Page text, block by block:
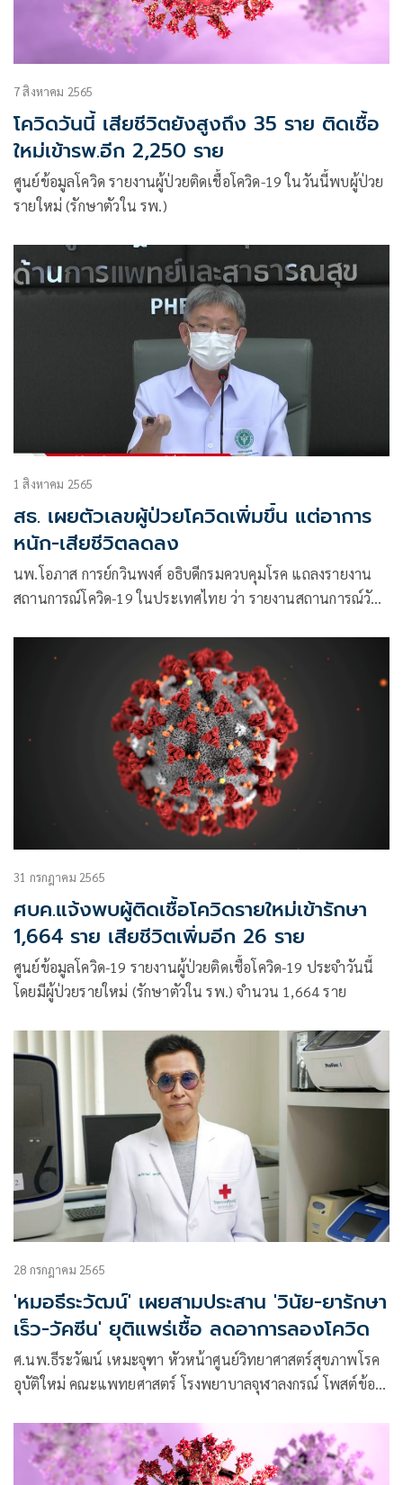
7 สิงหาคม 2565
โควิดวันนี้ เสียชีวิตยังสูงถึง 35 ราย ติดเชื้อ
ใหม่เข้ารพ.อีก 2,250 ราย
ศูนย์ข้อมูลโควิด รายงานผู้ป่วยติดเชื้อโควิด-19 ในวันนี้พบผู้ป่วย
รายใหม่ (รักษาตัวใน รพ.)
1 สิงหาคม 2565
สธ. เผยตัวเลขผู้ป่วยโควิดเพิ่มขึ้น​ แต่อาการ
หนัก-เสียชีวิตลดลง​
นพ.โอภาส การย์กวินพงศ์ อธิบดีกรมควบคุมโรค แถลงรายงาน
สถานการณ์โควิด-19 ในประเทศไทย ว่า รายงานสถานการณ์วัน
ที่รักษาในโรงพยาบาล​ และผู้ใส่ท่อช่วยหายใจ 457 ราย
31 กรกฎาคม 2565
ศบค.แจ้งพบผู้ติดเชื้อโควิดรายใหม่เข้ารักษา
1,664 ราย เสียชีวิตเพิ่มอีก 26 ราย
ศูนย์ข้อมูลโควิด-19 รายงานผู้ป่วยติดเชื้อโควิด-19 ประจำวันนี้
โดยมีผู้ป่วยรายใหม่ (รักษาตัวใน รพ.) จำนวน 1,664 ราย
28 กรกฎาคม 2565
'หมอธีระวัฒน์' เผยสามประสาน 'วินัย-ยารักษา
เร็ว-วัคซีน' ยุติแพร่เชื้อ ลดอาการลองโควิด
ศ.นพ.ธีระวัฒน์ เหมะจุฑา หัวหน้าศูนย์วิทยาศาสตร์สุขภาพโรค
อุบัติใหม่ คณะแพทยศาสตร์ โรงพยาบาลจุฬาลงกรณ์ โพสต์ข้อ